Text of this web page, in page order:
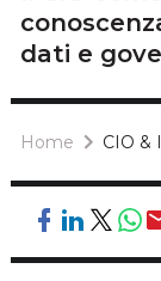
dati e
Home CIO &